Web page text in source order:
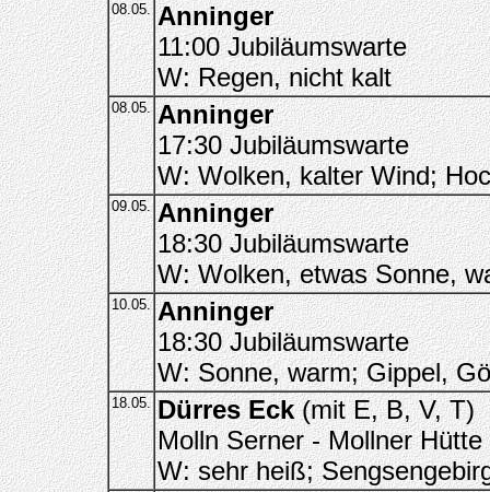
08.05. Anninger
11:00 Jubiläumswarte
W: Regen, nicht kalt
08.05. Anninger
17:30 Jubiläumswarte
W: Wolken, kalter Wind;
09.05. Anninger
18:30 Jubiläumswarte
W: Wolken, etwas Sonne,
10.05. Anninger
18:30 Jubiläumswarte
W: Sonne, warm; Gippel,
18.05. Dürres Eck(mit E, B, V, T)
Molln Serner - Mollner
W: sehr heiß;